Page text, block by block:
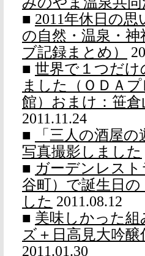
■ 2011年休日の
の自然・温泉・
ブ記録まとめ）
■ 世界で１つだ
ました（ＯＤＡ
館）おまけ：笹倉
2011.11.24
■
「三人の酒屋
写真撮影しました
■ ガーデンレス
谷町）で誕生日
した 2011.08.12
■ 美味しかった
ズ＋日高見大吟
2011.01.30